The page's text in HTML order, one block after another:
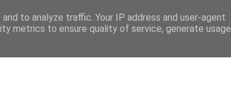
to analyze traffic. Your IP address and user-agent
metrics to ensure quality of service, generate usage